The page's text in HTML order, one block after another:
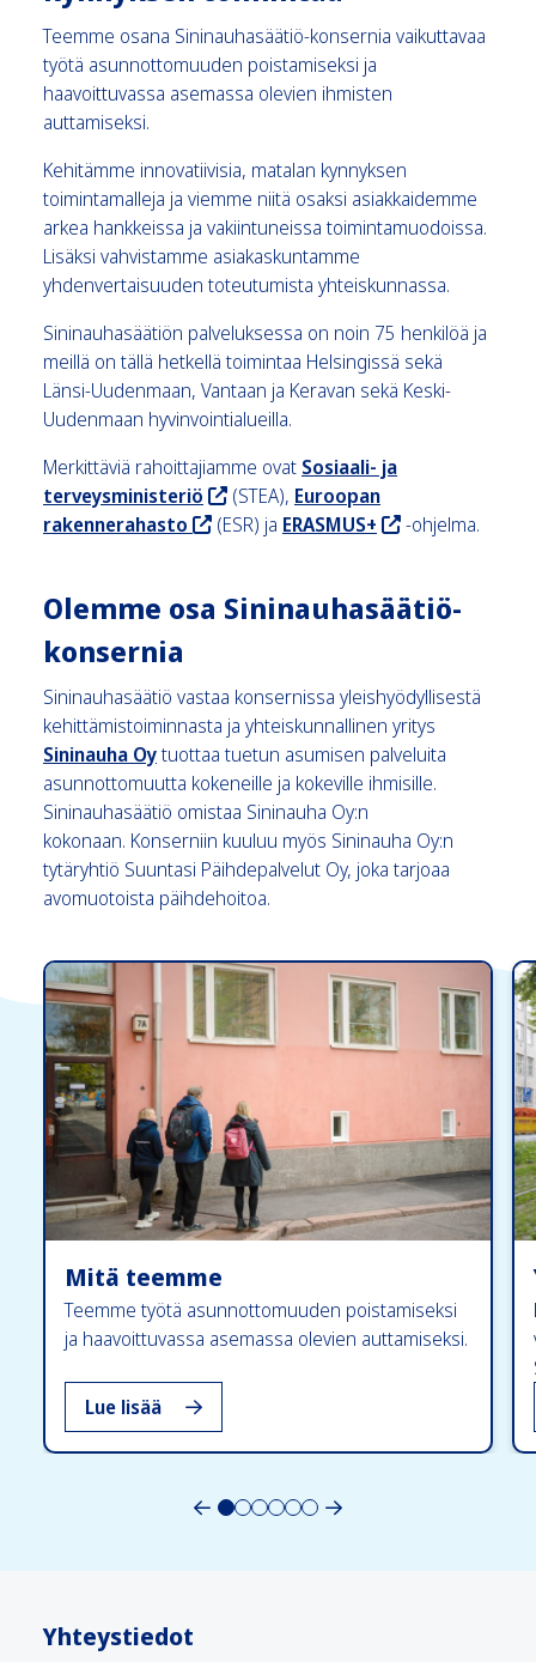
Teemme osana Sininauhasäätiö-konsernia vaikuttavaa
työtä asunnottomuuden poistamiseksi ja
haavoittuvassa asemassa olevien ihmisten
auttamiseksi.
Kehitämme innovatiivisia, matalan kynnyksen
toimintamalleja ja viemme niitä osaksi asiakkaidemme
arkea hankkeissa ja vakiintuneissa toimintamuodoissa.
Lisäksi vahvistamme asiakaskuntamme
yhdenvertaisuuden toteutumista yhteiskunnassa.
Sininauhasäätiön palveluksessa on noin 75 henkilöä ja
meillä on tällä hetkellä toimintaa Helsingissä sekä
Länsi-Uudenmaan, Vantaan ja Keravan sekä Keski-
Uudenmaan hyvinvointialueilla.
Merkittäviä rahoittajiamme ovat Sosiaali- ja
terveysministeriö , ohjaa sivuston ulkopuolelle
(STEA), Euroopan
rakennerahasto , ohjaa sivuston ulkopuolelle
(ESR) ja ERASMUS+ , ohjaa sivuston
-ohjelma.
Olemme osa Sininauhasäätiö-
konsernia
Sininauhasäätiö vastaa konsernissa yleishyödyllisestä
kehittämistoiminnasta ja yhteiskunnallinen yritys
Sininauha Oy, ohjaa sivuston ulkopuolelle
tuottaa tuetun asumisen palveluita
asunnottomuutta kokeneille ja kokeville ihmisille.
Sininauhasäätiö omistaa Sininauha Oy:n
kokonaan. Konserniin kuuluu myös Sininauha Oy:n
tytäryhtiö Suuntasi Päihdepalvelut Oy, joka tarjoaa
avomuotoista päihdehoitoa.
Mitä teemme
Teemme työtä asunnottomuuden poistamiseksi
ja haavoittuvassa asemassa olevien auttamiseksi.
Lue lisää , Mitä teemme
Yhteystiedot